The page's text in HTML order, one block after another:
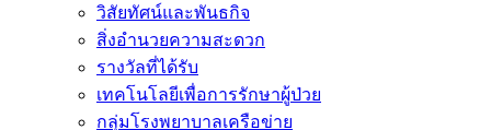
วิสัยทัศน์และพันธกิจ
สิ่งอำนวยความสะดวก
รางวัลที่ได้รับ
เทคโนโลยีเพื่อการรักษาผู้ป่วย
กลุ่มโรงพยาบาลเครือข่าย